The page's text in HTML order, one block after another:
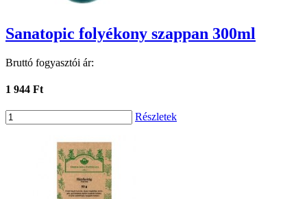
Sanatopic folyékony szappan 300ml
Bruttó fogyasztói ár:
1 944 Ft
Részletek